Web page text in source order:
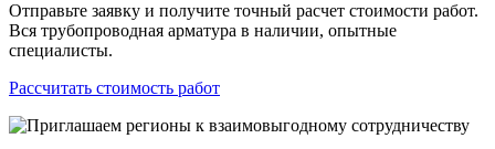
Отправьте заявку и получите точный расчет стоимости работ.
Вся трубопроводная арматура в наличии, опытные
специалисты.
Рассчитать стоимость работ